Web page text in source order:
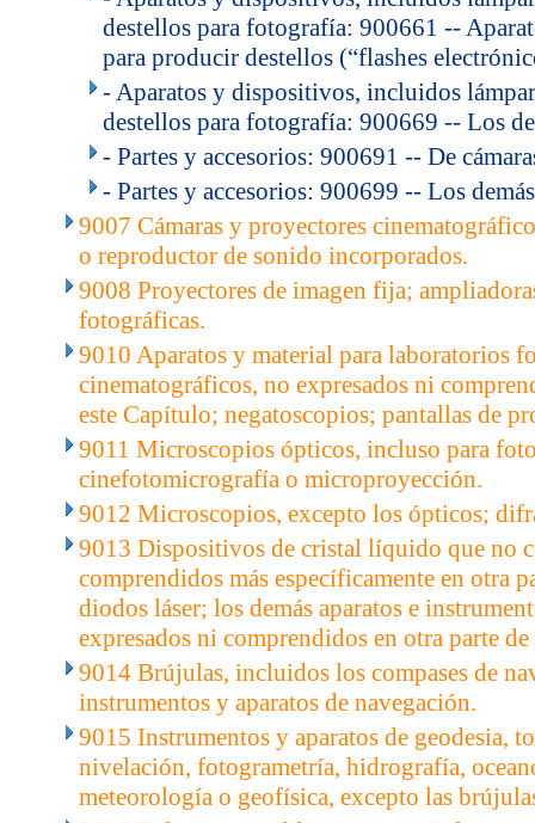
destellos para fotografía: 900661 --
para producir destellos (“flashes
- Aparatos y dispositivos, incluidos
destellos para fotografía: 900669 -- Los
- Partes y accesorios: 900691 -- De
- Partes y accesorios: 900699 -- Los
9007 Cámaras y proyectores
o reproductor de sonido incorporados.
9008 Proyectores de imagen fija;
fotográficas.
9010 Aparatos y material para laboratorios
cinematográficos, no expresados ni
este Capítulo; negatoscopios; pantallas de
9011 Microscopios ópticos, incluso para
cinefotomicrografía o microproyección.
9012 Microscopios, excepto los ópticos;
9013 Dispositivos de cristal líquido que no
comprendidos más específicamente en otra
diodos láser; los demás aparatos e
expresados ni comprendidos en otra parte
9014 Brújulas, incluidos los compases de
instrumentos y aparatos de navegación.
9015 Instrumentos y aparatos de geodesia,
nivelación, fotogrametría, hidrografía,
meteorología o geofísica, excepto las